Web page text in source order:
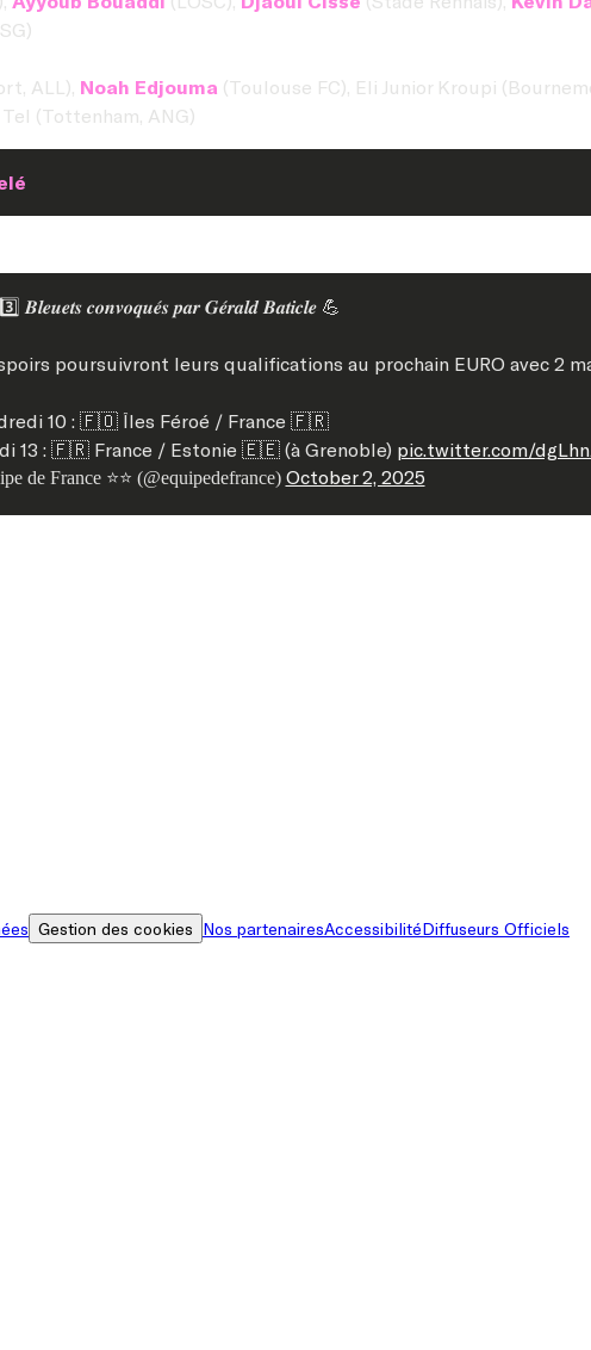
ALL), Noah Edjouma (Toulouse FC), Eli Junior Kroupi
(Tottenham, ANG)
𝑩𝒍𝒆𝒖𝒆𝒕𝒔 𝒄𝒐𝒏𝒗𝒐𝒒𝒖𝒆́𝒔 𝒑𝒂𝒓 𝑮𝒆́𝒓𝒂𝒍𝒅 𝑩𝒂𝒕𝒊𝒄𝒍𝒆 💪
poursuivront leurs qualifications au prochain EURO avec 2
10 : 🇫🇴 Îles Féroé / France 🇫🇷
13 : 🇫🇷 France / Estonie 🇪🇪 (à Grenoble) pic.twitter.com/
de France ⭐⭐ (@equipedefrance) October 2, 2025
Gestion des cookies Nos partenairesAccessibilitéDiffuseurs Officiels